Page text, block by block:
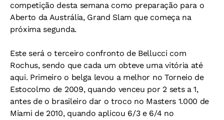
competição desta semana como preparação para o
Aberto da Austrália, Grand Slam que começa na
próxima segunda.
Este será o terceiro confronto de Bellucci com
Rochus, sendo que cada um obteve uma vitória até
aqui. Primeiro o belga levou a melhor no Torneio de
Estocolmo de 2009, quando venceu por 2 sets a 1,
antes de o brasileiro dar o troco no Masters 1.000 de
Miami de 2010, quando aplicou 6/3 e 6/4 no